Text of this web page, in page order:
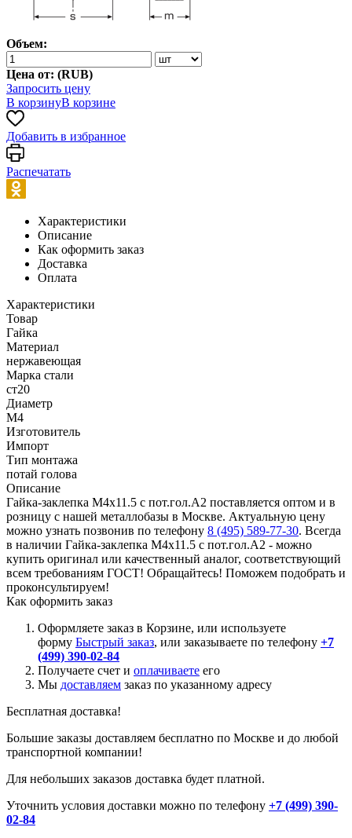
Объем:
Цена от: (RUB)
Запросить цену
В корзинуВ корзине
Добавить в избранное
Распечатать
Характеристики
Описание
Как оформить заказ
Доставка
Оплата
Характеристики
Товар
Гайка
Материал
нержавеющая
Марка стали
ст20
Диаметр
М4
Изготовитель
Импорт
Тип монтажа
потай голова
Описание
Гайка-заклепка М4х11.5 с пот.гол.А2 поставляется оптом и в
розницу с нашей металлобазы в Москве. Актуальную цену
можно узнать позвонив по телефону 8 (495) 589-77-30. Всегда
в наличии Гайка-заклепка М4х11.5 с пот.гол.А2 - можно
купить оригинал или качественный аналог, соответствующий
всем требованиям ГОСТ! Обращайтесь! Поможем подобрать и
проконсультируем!
Как оформить заказ
Оформляете заказ в Корзине, или используете
форму Быстрый заказ, или заказываете по телефону +7
(499) 390-02-84
Получаете счет и оплачиваете его
Мы доставляем заказ по указанному адресу
Бесплатная доставка!
Большие заказы доставляем бесплатно по Москве и до любой
транспортной компании!
Для небольших заказов доставка будет платной.
Уточнить условия доставки можно по телефону +7 (499) 390-
02-84